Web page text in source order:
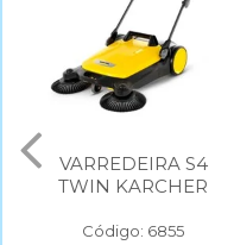
VARREDEIRA S4
TWIN KARCHER
Código: 6855